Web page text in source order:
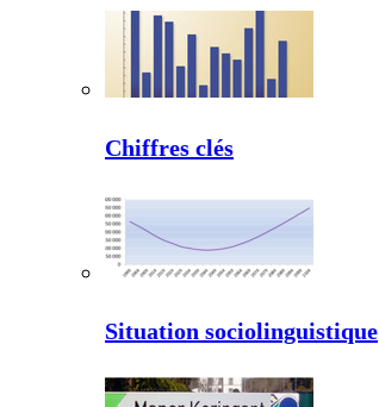
Chiffres clés
Situation sociolinguistique